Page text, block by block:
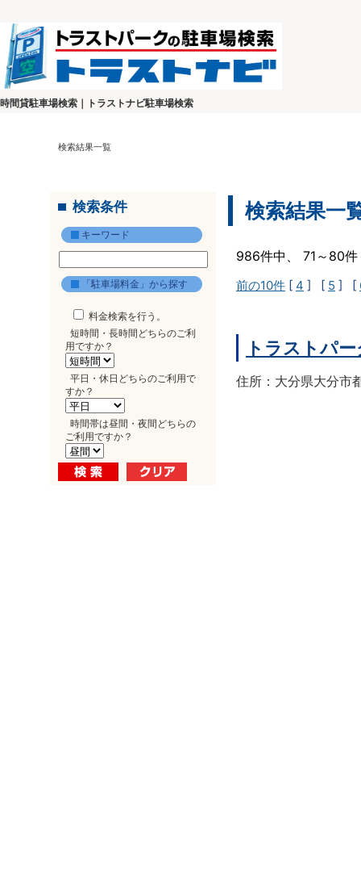
時間貸駐車場検索｜トラストナビ駐車場検索
検索結果一覧
検索条件
キーワード
「駐車場料金」から探す
料金検索を行う。
短時間・長時間どちらのご利
用ですか？
平日・休日どちらのご利用で
すか？
時間帯は昼間・夜間どちらの
ご利用ですか？
検索結果一
986件中、 71～80
前の10件 [ 4 ] [ 5 ] [
トラストパ
住所：大分県大分市